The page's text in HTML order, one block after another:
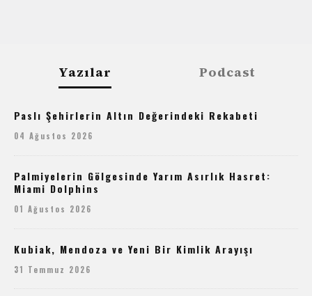
Yazılar Podcast
Paslı Şehirlerin Altın Değerindeki Rekabeti
04 Ağustos 2026
Palmiyelerin Gölgesinde Yarım Asırlık Hasret:
Miami Dolphins
01 Ağustos 2026
Kubiak, Mendoza ve Yeni Bir Kimlik Arayışı
31 Temmuz 2026